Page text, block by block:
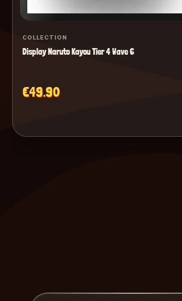
COLLECTION
Display Naruto Kayou Tier 4 Wave 6
€49.90